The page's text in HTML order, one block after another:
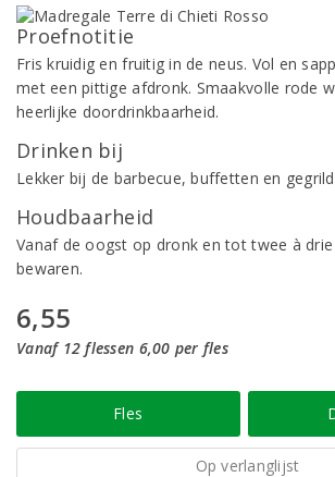
Proefnotitie
Fris kruidig en fruitig in de neus. Vol en
met een pittige afdronk. Smaakvolle rode
heerlijke doordrinkbaarheid.
Drinken bij
Lekker bij de barbecue, buffetten en
Houdbaarheid
Vanaf de oogst op dronk en tot twee à
bewaren.
6,55
Vanaf 12 flessen 6,00 per fles
Fles
Op verlanglijst